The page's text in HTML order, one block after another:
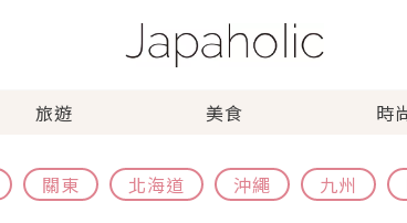
旅遊 美食 時
關東 北海道 沖繩 九州